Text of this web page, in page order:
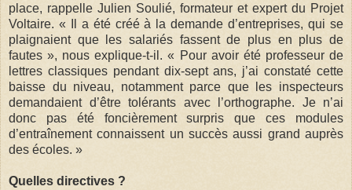
place, rappelle Julien Soulié, formateur et expert du Projet
Voltaire. « Il a été créé à la demande d’entreprises, qui se
plaignaient que les salariés fassent de plus en plus de
fautes », nous explique-t-il. « Pour avoir été professeur de
lettres classiques pendant dix-sept ans, j’ai constaté cette
baisse du niveau, notamment parce que les inspecteurs
demandaient d’être tolérants avec l’orthographe. Je n’ai
donc pas été foncièrement surpris que ces modules
d’entraînement connaissent un succès aussi grand auprès
des écoles. »
Quelles directives ?